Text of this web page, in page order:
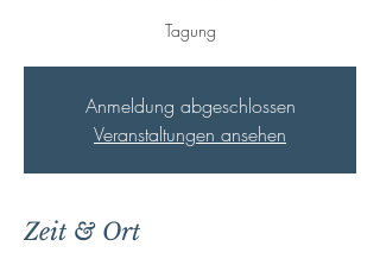
Tagung
Anmeldung abgeschlossen
Veranstaltungen ansehen
Zeit & Ort